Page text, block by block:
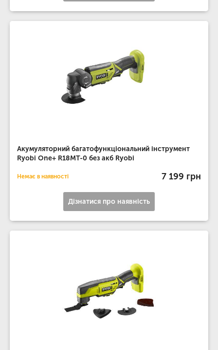
Акумуляторний багатофункціональний інструмент
Ryobi One+ R18MT-0 без акб Ryobi
Немає в наявності 7 199 грн
Дізнатися про наявність